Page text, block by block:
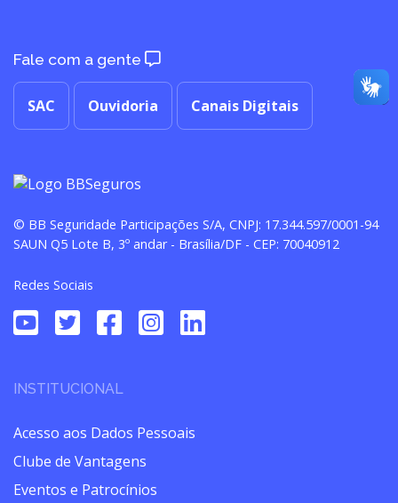
Fale com a gente
SAC Ouvidoria Canais Digitais
© BB Seguridade Participações S/A, CNPJ: 17.344.597/0001-94
SAUN Q5 Lote B, 3º andar - Brasília/DF - CEP: 70040912
Redes Sociais
INSTITUCIONAL
Acesso aos Dados Pessoais
Clube de Vantagens
Eventos e Patrocínios